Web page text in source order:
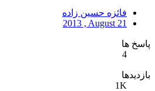
فائزه حسین زاده
2013 , August 21
پاسخ ها
4
بازدیدها
1K